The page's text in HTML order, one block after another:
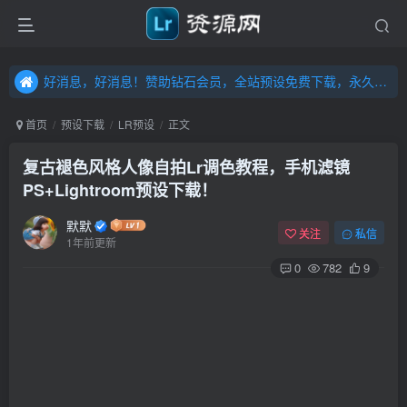
好消息，好消息！赞助钻石会员，全站预设免费下载，永久钻石会员，”送“万元超值资源，内容丰富，容量高达20T，不断更新！点击进入……
好消息，好消息！赞助钻石会员，全站预设免费下载，永久钻石会员，”送“万元超值资源，内容丰富，容量高达20T，不断更新！点击进入……
首页 预设下载 LR预设 正文
复古褪色风格人像自拍Lr调色教程，手机滤镜
PS+Lightroom预设下载！
默默
1年前更新
关注 私信
0 782 9